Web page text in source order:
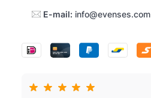
E-mail: info@evenses.com